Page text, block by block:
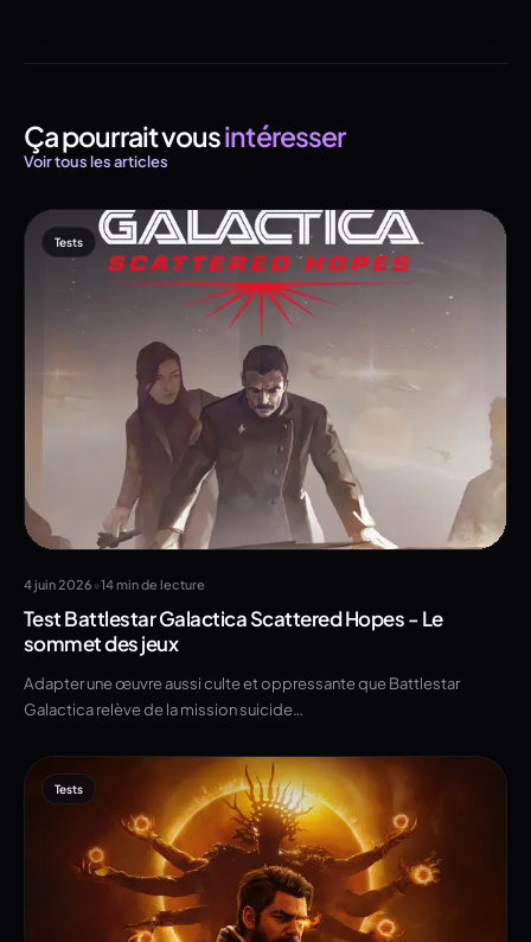
Ça pourrait vousintéresser
Voir tous les articles
Tests
4 juin 2026 •14 min de lecture
Test Battlestar Galactica Scattered Hopes - Le
sommet des jeux
Adapter une œuvre aussi culte et oppressante que Battlestar
Galactica relève de la mission suicide…
Tests